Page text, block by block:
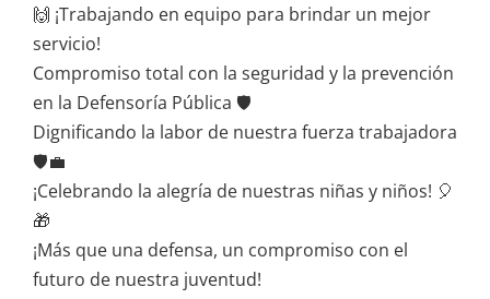
🙌 ¡Trabajando en equipo para brindar un mejor
servicio!
Compromiso total con la seguridad y la prevención
en la Defensoría Pública 🛡️
Dignificando la labor de nuestra fuerza trabajadora
🛡️💼
¡Celebrando la alegría de nuestras niñas y niños! 🎈
🎁
¡Más que una defensa, un compromiso con el
futuro de nuestra juventud!